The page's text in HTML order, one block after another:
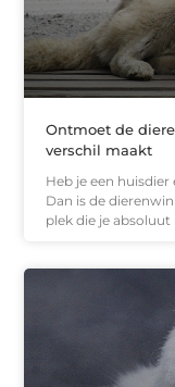
Ontmoet de
verschil maakt
Heb je een
Dan is de
plek die je